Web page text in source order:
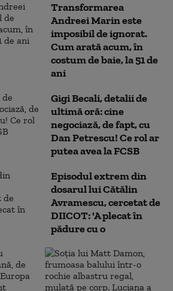
Transformarea
Andreei Marin este
imposibil de ignorat.
Cum arată acum, în
costum de baie, la 51 de
ani
Gigi Becali, detalii de
ultimă oră: cine
negociază, de fapt, cu
Dan Petrescu! Ce rol ar
putea avea la FCSB
Episodul extrem din
dosarul lui Cătălin
Avramescu, cercetat de
DIICOT: 'A plecat în
pădure cu o